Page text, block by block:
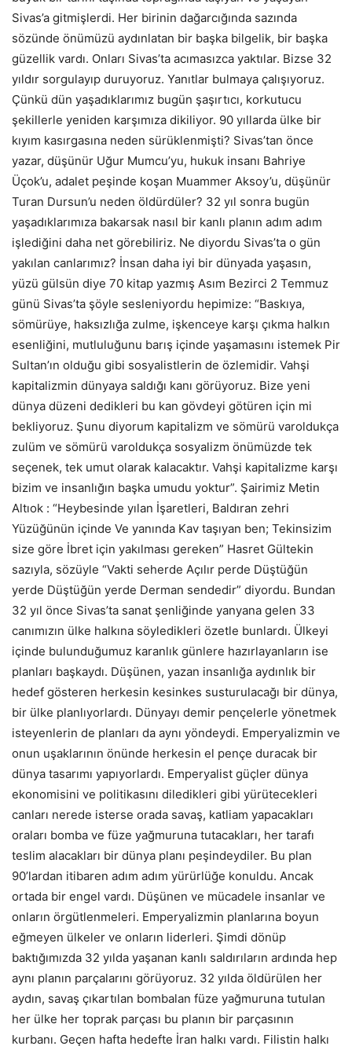
Sivas’a gitmişlerdi. Her birinin dağarcığında sazında
sözünde önümüzü aydınlatan bir başka bilgelik, bir başka
güzellik vardı. Onları Sivas’ta acımasızca yaktılar. Bizse 32
yıldır sorgulayıp duruyoruz. Yanıtlar bulmaya çalışıyoruz.
Çünkü dün yaşadıklarımız bugün şaşırtıcı, korkutucu
şekillerle yeniden karşımıza dikiliyor. 90 yıllarda ülke bir
kıyım kasırgasına neden sürüklenmişti? Sivas’tan önce
yazar, düşünür Uğur Mumcu’yu, hukuk insanı Bahriye
Üçok’u, adalet peşinde koşan Muammer Aksoy’u, düşünür
Turan Dursun’u neden öldürdüler? 32 yıl sonra bugün
yaşadıklarımıza bakarsak nasıl bir kanlı planın adım adım
işlediğini daha net görebiliriz. Ne diyordu Sivas’ta o gün
yakılan canlarımız? İnsan daha iyi bir dünyada yaşasın,
yüzü gülsün diye 70 kitap yazmış Asım Bezirci 2 Temmuz
günü Sivas’ta şöyle sesleniyordu hepimize: “Baskıya,
sömürüye, haksızlığa zulme, işkenceye karşı çıkma halkın
esenliğini, mutluluğunu barış içinde yaşamasını istemek Pir
Sultan’ın olduğu gibi sosyalistlerin de özlemidir. Vahşi
kapitalizmin dünyaya saldığı kanı görüyoruz. Bize yeni
dünya düzeni dedikleri bu kan gövdeyi götüren için mi
bekliyoruz. Şunu diyorum kapitalizm ve sömürü varoldukça
zulüm ve sömürü varoldukça sosyalizm önümüzde tek
seçenek, tek umut olarak kalacaktır. Vahşi kapitalizme karşı
bizim ve insanlığın başka umudu yoktur”. Şairimiz Metin
Altıok : “Heybesinde yılan İşaretleri, Baldıran zehri
Yüzüğünün içinde Ve yanında Kav taşıyan ben; Tekinsizim
size göre İbret için yakılması gereken” Hasret Gültekin
sazıyla, sözüyle “Vakti seherde Açılır perde Düştüğün
yerde Düştüğün yerde Derman sendedir” diyordu. Bundan
32 yıl önce Sivas’ta sanat şenliğinde yanyana gelen 33
canımızın ülke halkına söyledikleri özetle bunlardı. Ülkeyi
içinde bulunduğumuz karanlık günlere hazırlayanların ise
planları başkaydı. Düşünen, yazan insanlığa aydınlık bir
hedef gösteren herkesin kesinkes susturulacağı bir dünya,
bir ülke planlıyorlardı. Dünyayı demir pençelerle yönetmek
isteyenlerin de planları da aynı yöndeydi. Emperyalizmin ve
onun uşaklarının önünde herkesin el pençe duracak bir
dünya tasarımı yapıyorlardı. Emperyalist güçler dünya
ekonomisini ve politikasını diledikleri gibi yürütecekleri
canları nerede isterse orada savaş, katliam yapacakları
oraları bomba ve füze yağmuruna tutacakları, her tarafı
teslim alacakları bir dünya planı peşindeydiler. Bu plan
90’lardan itibaren adım adım yürürlüğe konuldu. Ancak
ortada bir engel vardı. Düşünen ve mücadele insanlar ve
onların örgütlenmeleri. Emperyalizmin planlarına boyun
eğmeyen ülkeler ve onların liderleri. Şimdi dönüp
baktığımızda 32 yılda yaşanan kanlı saldırıların ardında hep
aynı planın parçalarını görüyoruz. 32 yılda öldürülen her
aydın, savaş çıkartılan bombalan füze yağmuruna tutulan
her ülke her toprak parçası bu planın bir parçasının
kurbanı. Geçen hafta hedefte İran halkı vardı. Filistin halkı